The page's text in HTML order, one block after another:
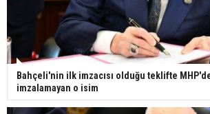
Bahçeli'nin ilk imzacısı olduğu teklifte
imzalamayan o isim